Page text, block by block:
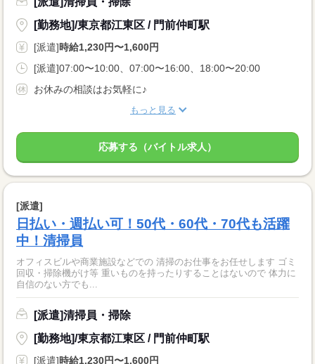
[勤務地]/東京都江東区 / 門前仲町駅
[派遣]時給1,230円〜1,600円
[派遣]07:00〜10:00、07:00〜16:00、18:00〜20:00
お休みの相談はお気軽に♪
もっと見る
応募する（バイトル求人）
[派遣]
日払い・週払い可！50代・60代・70代も活躍
中！清掃員
オフィスビルや商業施設などでの 清掃のお仕事をお任せします ゴミ
回収・掃除機がけ等 重いものを持ったりすることはないので 体力に
自信のない方でも...
[派遣]清掃員・掃除
[勤務地]/東京都江東区 / 門前仲町駅
[派遣]時給1,230円〜1,600円